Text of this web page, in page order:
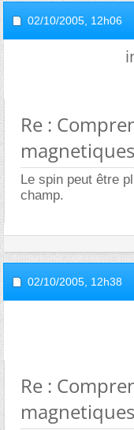
02/10/2005, 12h06
Re :
magnetiques
Le spin peut être
champ.
02/10/2005, 12h38
Re :
magnetiques